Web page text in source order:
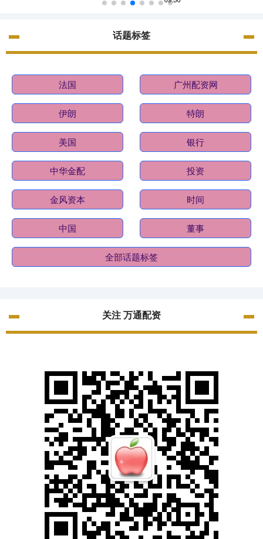
话题标签
法国 广州配资网
伊朗 特朗
美国 银行
中华金配 投资
金风资本 时间
中国 董事
全部话题标签
关注 万通配资